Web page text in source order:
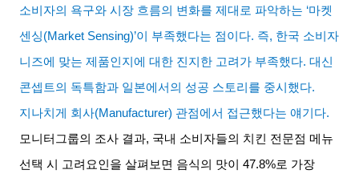
소비자의 욕구와 시장 흐름의 변화를 제대로 파악하는 ‘마켓
센싱(Market Sensing)’이 부족했다는 점이다. 즉, 한국 소비자
니즈에 맞는 제품인지에 대한 진지한 고려가 부족했다.대신
콘셉트의 독특함과 일본에서의 성공 스토리를 중시했다.
지나치게 회사(Manufacturer) 관점에서 접근했다는 얘기다.
모니터그룹의 조사 결과, 국내 소비자들의 치킨 전문점 메뉴
선택 시 고려요인을 살펴보면 음식의 맛이
47.8%로 가장